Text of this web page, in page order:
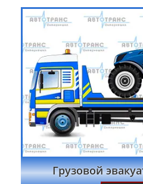
Грузовой